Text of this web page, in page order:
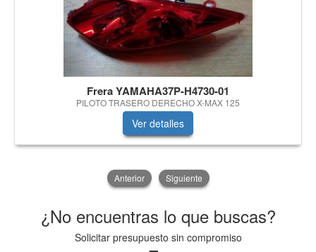
Frera YAMAHA37P-H4730-01
PILOTO TRASERO DERECHO X-MAX 125
Ver detalles
Anterior Siguiente
¿No encuentras lo que buscas?
Solicitar presupuesto sin compromiso